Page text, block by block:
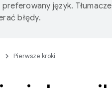
język.
błędy.
Pierwsze kroki